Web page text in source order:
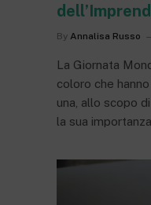
By Annalisa Russo
La Giornata
coloro che
una, allo scopo
la sua